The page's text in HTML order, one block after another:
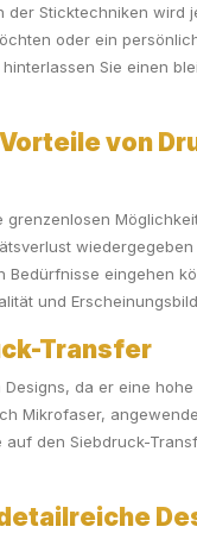
Sticktechniken
oder ein
Sie einen
von
eingehen
und
Transfer
da er eine
Mikrofaser,
den Siebdruck-